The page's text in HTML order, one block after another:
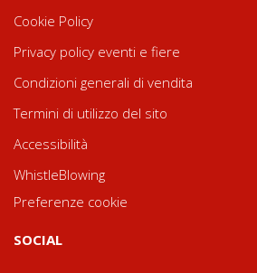
Cookie Policy
Privacy policy eventi e fiere
Condizioni generali di vendita
Termini di utilizzo del sito
Accessibilità
WhistleBlowing
Preferenze cookie
SOCIAL